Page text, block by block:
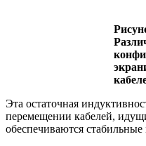
Эта остаточная
перемещении кабелей,
обеспечиваются стабильные